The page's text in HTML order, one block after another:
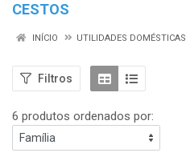
CESTOS
INÍCIO UTILIDADES DOMÉSTICAS
Filtros
6 produtos ordenados por: